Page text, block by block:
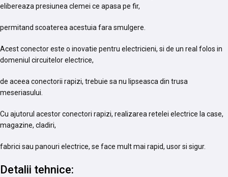
elibereaza presiunea clemei ce apasa pe fir,
permitand scoaterea acestuia fara smulgere.
Acest conector este o inovatie pentru electricieni, si de un real folos in
domeniul circuitelor electrice,
de aceea conectorii rapizi, trebuie sa nu lipseasca din trusa
meseriasului.
Cu ajutorul acestor conectori rapizi, realizarea retelei electrice la case,
magazine, cladiri,
fabrici sau panouri electrice, se face mult mai rapid, usor si sigur.
Detalii tehnice: